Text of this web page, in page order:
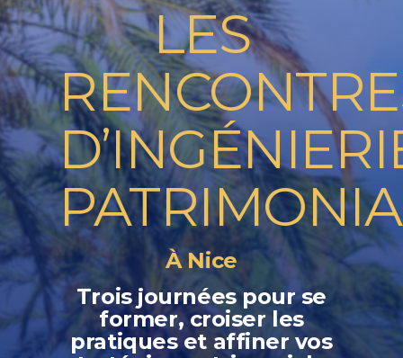
LES
À Nice
Trois journées pour se
former, croiser les
pratiques et affiner vos